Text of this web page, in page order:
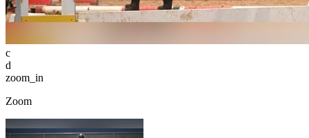
c
d
zoom_in
Zoom